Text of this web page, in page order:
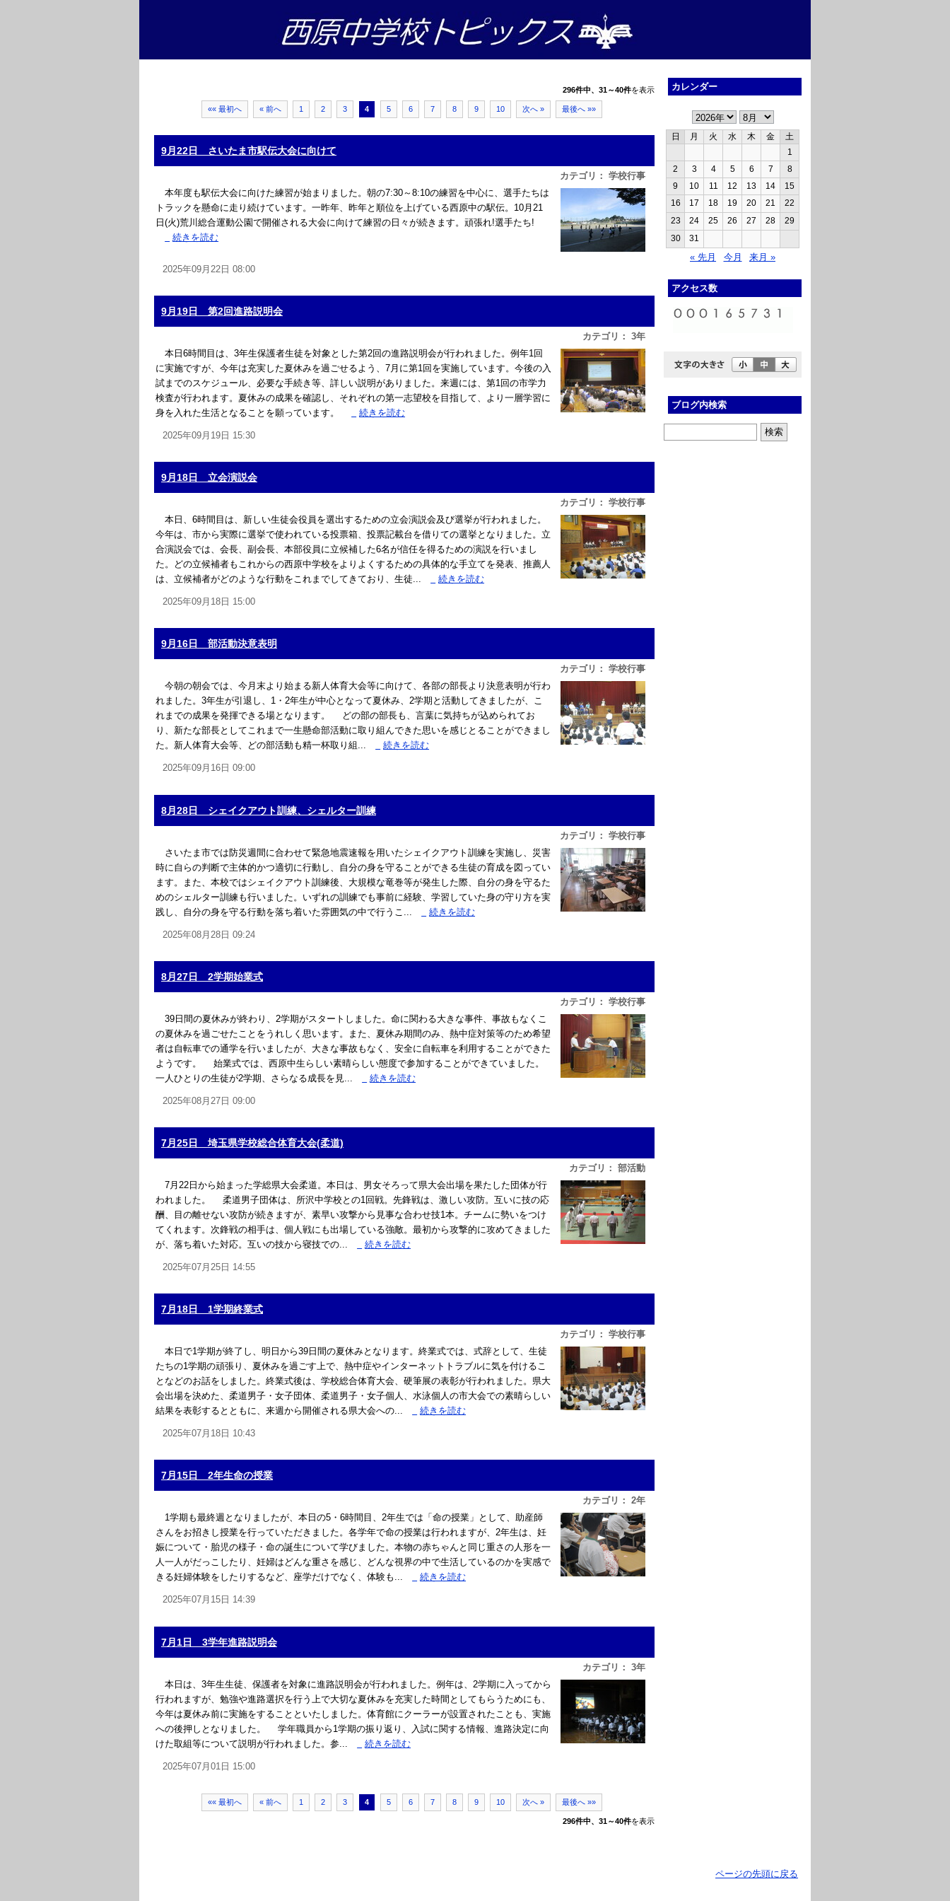
296件中、31～40件を表示
«« 最初へ « 前へ 1 2 3 4 5 6 7 8 9 10 次へ » 最後へ »»
9月22日 さいたま市駅伝大会に向けて
カテゴリ： 学校行事
本年度も駅伝大会に向けた練習が始まりました。朝の7:30～8:10の練習を中心に、選手たちは
トラックを懸命に走り続けています。一昨年、昨年と順位を上げている西原中の駅伝。10月21
日(火)荒川総合運動公園で開催される大会に向けて練習の日々が続きます。頑張れ!選手たち!
続きを読む
2025年09月22日 08:00
9月19日 第2回進路説明会
カテゴリ： 3年
本日6時間目は、3年生保護者生徒を対象とした第2回の進路説明会が行われました。例年1回
に実施ですが、今年は充実した夏休みを過ごせるよう、7月に第1回を実施しています。今後の入
試までのスケジュール、必要な手続き等、詳しい説明がありました。来週には、第1回の市学力
検査が行われます。夏休みの成果を確認し、それぞれの第一志望校を目指して、より一層学習に
身を入れた生活となることを願っています。
続きを読む
2025年09月19日 15:30
9月18日 立会演説会
カテゴリ： 学校行事
本日、6時間目は、新しい生徒会役員を選出するための立会演説会及び選挙が行われました。
今年は、市から実際に選挙で使われている投票箱、投票記載台を借りての選挙となりました。立
合演説会では、会長、副会長、本部役員に立候補した6名が信任を得るための演説を行いまし
た。どの立候補者もこれからの西原中学校をよりよくするための具体的な手立てを発表、推薦人
は、立候補者がどのような行動をこれまでしてきており、生徒...
続きを読む
2025年09月18日 15:00
9月16日 部活動決意表明
カテゴリ： 学校行事
今朝の朝会では、今月末より始まる新人体育大会等に向けて、各部の部長より決意表明が行わ
れました。3年生が引退し、1・2年生が中心となって夏休み、2学期と活動してきましたが、こ
れまでの成果を発揮できる場となります。 どの部の部長も、言葉に気持ちが込められてお
り、新たな部長としてこれまで一生懸命部活動に取り組んできた思いを感じとることができまし
た。新人体育大会等、どの部活動も精一杯取り組...
続きを読む
2025年09月16日 09:00
8月28日 シェイクアウト訓練、シェルター訓練
カテゴリ： 学校行事
さいたま市では防災週間に合わせて緊急地震速報を用いたシェイクアウト訓練を実施し、災害
時に自らの判断で主体的かつ適切に行動し、自分の身を守ることができる生徒の育成を図ってい
ます。また、本校ではシェイクアウト訓練後、大規模な竜巻等が発生した際、自分の身を守るた
めのシェルター訓練も行いました。いずれの訓練でも事前に経験、学習していた身の守り方を実
践し、自分の身を守る行動を落ち着いた雰囲気の中で行うこ...
続きを読む
2025年08月28日 09:24
8月27日 2学期始業式
カテゴリ： 学校行事
39日間の夏休みが終わり、2学期がスタートしました。命に関わる大きな事件、事故もなくこ
の夏休みを過ごせたことをうれしく思います。また、夏休み期間のみ、熱中症対策等のため希望
者は自転車での通学を行いましたが、大きな事故もなく、安全に自転車を利用することができた
ようです。 始業式では、西原中生らしい素晴らしい態度で参加することができていました。
一人ひとりの生徒が2学期、さらなる成長を見...
続きを読む
2025年08月27日 09:00
7月25日 埼玉県学校総合体育大会(柔道)
カテゴリ： 部活動
7月22日から始まった学総県大会柔道。本日は、男女そろって県大会出場を果たした団体が行
われました。 柔道男子団体は、所沢中学校との1回戦。先鋒戦は、激しい攻防。互いに技の応
酬、目の離せない攻防が続きますが、素早い攻撃から見事な合わせ技1本。チームに勢いをつけ
てくれます。次鋒戦の相手は、個人戦にも出場している強敵。最初から攻撃的に攻めてきました
が、落ち着いた対応。互いの技から寝技での...
続きを読む
2025年07月25日 14:55
7月18日 1学期終業式
カテゴリ： 学校行事
本日で1学期が終了し、明日から39日間の夏休みとなります。終業式では、式辞として、生徒
たちの1学期の頑張り、夏休みを過ごす上で、熱中症やインターネットトラブルに気を付けるこ
となどのお話をしました。終業式後は、学校総合体育大会、硬筆展の表彰が行われました。県大
会出場を決めた、柔道男子・女子団体、柔道男子・女子個人、水泳個人の市大会での素晴らしい
結果を表彰するとともに、来週から開催される県大会への...
続きを読む
2025年07月18日 10:43
7月15日 2年生命の授業
カテゴリ： 2年
1学期も最終週となりましたが、本日の5・6時間目、2年生では「命の授業」として、助産師
さんをお招きし授業を行っていただきました。各学年で命の授業は行われますが、2年生は、妊
娠について・胎児の様子・命の誕生について学びました。本物の赤ちゃんと同じ重さの人形を一
人一人がだっこしたり、妊婦はどんな重さを感じ、どんな視界の中で生活しているのかを実感で
きる妊婦体験をしたりするなど、座学だけでなく、体験も...
続きを読む
2025年07月15日 14:39
7月1日 3学年進路説明会
カテゴリ： 3年
本日は、3年生生徒、保護者を対象に進路説明会が行われました。例年は、2学期に入ってから
行われますが、勉強や進路選択を行う上で大切な夏休みを充実した時間としてもらうためにも、
今年は夏休み前に実施をすることといたしました。体育館にクーラーが設置されたことも、実施
への後押しとなりました。 学年職員から1学期の振り返り、入試に関する情報、進路決定に向
けた取組等について説明が行われました。参...
続きを読む
2025年07月01日 15:00
«« 最初へ « 前へ 1 2 3 4 5 6 7 8 9 10 次へ » 最後へ »»
296件中、31～40件を表示
カレンダー
日 月 火 水 木 金
土
1
2
3 4 5 6 7
8
9
10 11 12 13 14
15
16
17 18 19 20 21
22
23
24 25 26 27 28
29
30
31
« 先月 今月 来月 »
アクセス数
ブログ内検索
ページの先頭に戻る